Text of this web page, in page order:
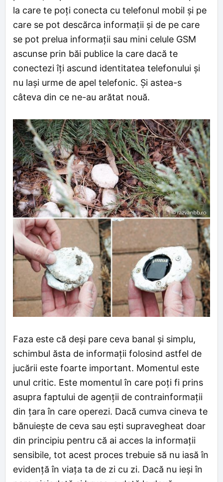
la care te poți conecta cu telefonul mobil și pe
care se pot descărca informații și de pe care
se pot prelua informații sau mini celule GSM
ascunse prin băi publice la care dacă te
conectezi îți ascund identitatea telefonului și
nu lași urme de apel telefonic. Și astea-s
câteva din ce ne-au arătat nouă.
Faza este că deși pare ceva banal și simplu,
schimbul ăsta de informații folosind astfel de
jucării este foarte important. Momentul este
unul critic. Este momentul în care poți fi prins
asupra faptului de agenții de contrainformații
din țara în care operezi. Dacă cumva cineva te
bănuiește de ceva sau ești supravegheat doar
din principiu pentru că ai acces la informații
sensibile, tot acest proces trebuie să nu iasă în
evidență în viața ta de zi cu zi. Dacă nu ieși în